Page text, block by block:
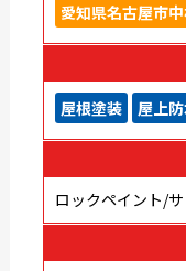
愛知県名古屋市
屋根塗装 屋上
ロックペイント/